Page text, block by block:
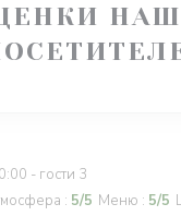
- гости 3
: 5/5 Меню : 5/5